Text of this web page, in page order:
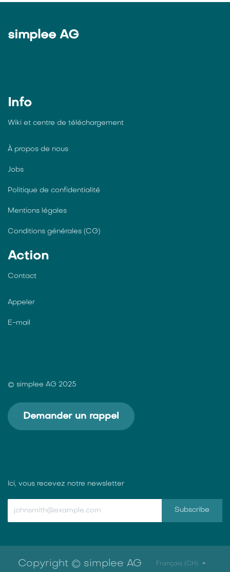
simplee AG
Info
Wiki et centre de téléchargement
À propos de nous
Jobs
Politique de confidentialité
Mentions légales
Conditions générales (CG)
Action
Contact
Appeler
E-mail
© simplee AG 2025
Demander un rappel
Ici, vous recevez notre newsletter
Subscribe
Copyright © simplee AG Français (CH)